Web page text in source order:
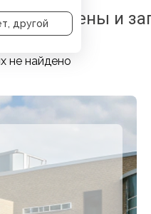
другой — цены и
не найдено